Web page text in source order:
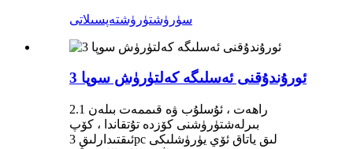
سۈرۈشتۈرۈشتەپسىلاتى
3 ئورۇندۇقنى ئەسلىگە كەلتۈرۈش سوپا
2.1 راھەت ، ئۇسلۇب ۋە قىممەت بىلەن
بىرلەشتۈرۈشنى كۆزدە تۇتقاندا ، كۆپ
ئىقتىدارلىق 3pc لىق ياتاق ئۆي يۈرۈشلىكى